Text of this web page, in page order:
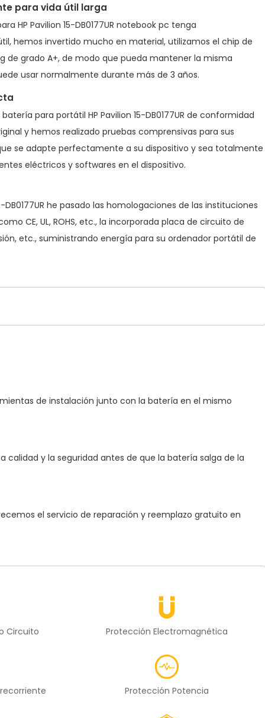
para vida útil larga
HP Pavilion 15-DB0177UR notebook pc tenga
hemos invertido mucho en material, utilizamos el chip de
de grado A+, de modo que pueda mantener la misma
usar normalmente durante más de 3 años.
batería para portátil HP Pavilion 15-DB0177UR de conformidad
y hemos realizado pruebas comprensivas para sus
se adapte perfectamente a su dispositivo y sea totalmente
eléctricos y softwares en el dispositivo.
DB0177UR he pasado las homologaciones de las instituciones
CE, UL, ROHS, etc., la incorporada placa de circuito de
etc., suministrando energía para su ordenador portátil de
de instalación junto con la batería en el mismo
y la seguridad antes de que la batería salga de la
el servicio de reparación y reemplazo gratuito en
Circuito Protección Electromagnética
Protección Potencia